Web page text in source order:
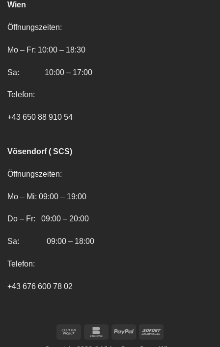
Wien
Öffnungszeiten:
Mo – Fr: 10:00 – 18:30
Sa: 10:00 – 17:00
Telefon:
+43 650 88 910 54
Vösendorf ( SCS)
Öffnungszeiten:
Mo – Mi: 09:00 – 19:00
Do – Fr: 09:00 – 20:00
Sa: 09:00 – 18:00
Telefon:
+43 676 600 78 02
Cash
BankomatPayPal Sofort